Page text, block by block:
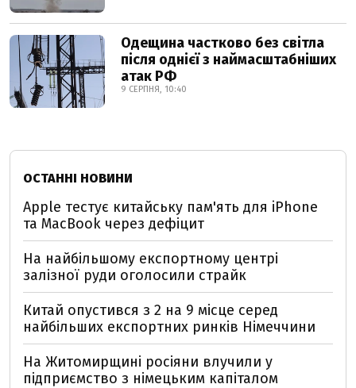
Одещина частково без світла
після однієї з наймасштабніших
атак РФ
9 СЕРПНЯ, 10:40
ОСТАННІ НОВИНИ
Apple тестує китайську пам'ять для iPhone
та MacBook через дефіцит
На найбільшому експортному центрі
залізної руди оголосили страйк
Китай опустився з 2 на 9 місце серед
найбільших експортних ринків Німеччини
На Житомирщині росіяни влучили у
підприємство з німецьким капіталом